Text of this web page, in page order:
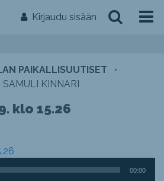
Kirjaudu sisään
PAIKALLISUUTISET
•
SAMULI KINNARI
klo 15.26
00:00